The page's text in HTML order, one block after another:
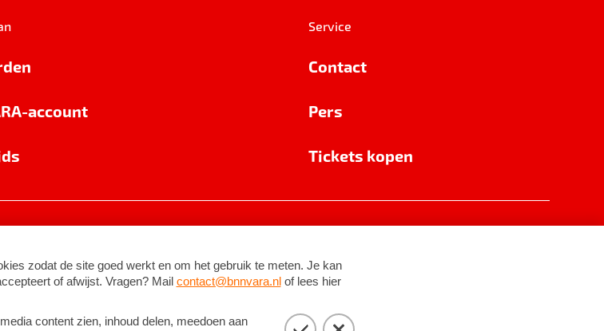
account
Service
Contact
Pers
Tickets kopen
2026BNNVARA